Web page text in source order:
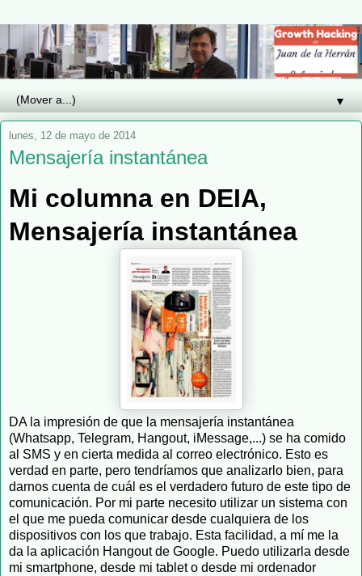
▼
lunes, 12 de mayo de 2014
Mensajería instantánea
Mi columna en DEIA,
Mensajería instantánea
DA la impresión de que la mensajería instantánea
(Whatsapp, Telegram, Hangout, iMessage,...) se ha comido
al SMS y en cierta medida al correo electrónico. Esto es
verdad en parte, pero tendríamos que analizarlo bien, para
darnos cuenta de cuál es el verdadero futuro de este tipo de
comunicación. Por mi parte necesito utilizar un sistema con
el que me pueda comunicar desde cualquiera de los
dispositivos con los que trabajo. Esta facilidad, a mí me la
da la aplicación Hangout de Google. Puedo utilizarla desde
mi smartphone, desde mi tablet o desde mi ordenador